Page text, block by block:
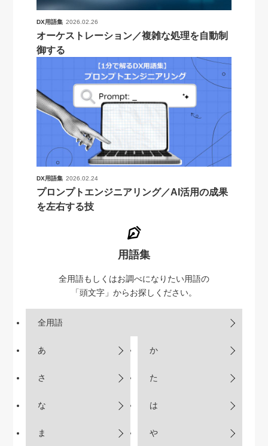
DX用語集 2026.02.26
オーケストレーション／複雑な処理を自動制
御する
DX用語集 2026.02.24
プロンプトエンジニアリング／AI活用の成果
を左右する技
用語集
全用語もしくはお調べになりたい用語の
「頭文字」からお探しください。
全用語
あ か
さ た
な は
ま や